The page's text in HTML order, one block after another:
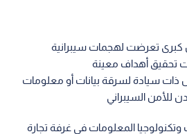
كبرى تعرضت لهجمات سيبرانية
تحقيق أهداف معينة
سيادة لسرقة بيانات أو معلومات
للأمن السيبراني
المعلومات في غرفة تجارة